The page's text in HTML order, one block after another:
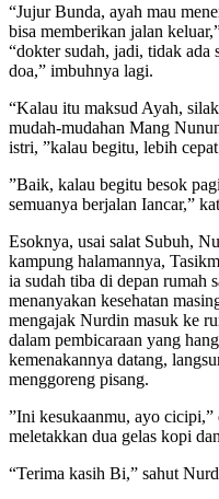
“Jujur Bunda, ayah mau
bisa memberikan jalan
“dokter sudah, jadi, tidak ada
doa,” imbuhnya lagi.
“Kalau itu maksud Ayah,
mudah-mudahan Mang
istri, ”kalau begitu, lebih
”Baik, kalau begitu besok
semuanya berjalan Iancar,”
Esoknya, usai salat Subuh,
kampung halamannya,
ia sudah tiba di depan rumah
menanyakan kesehatan
mengajak Nurdin masuk ke
dalam pembicaraan yang
kemenakannya datang,
menggoreng pisang.
”Ini kesukaanmu, ayo
meletakkan dua gelas kopi
“Terima kasih Bi,” sahut